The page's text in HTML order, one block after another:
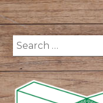
Search
for: